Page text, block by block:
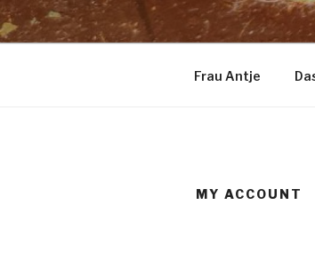
Frau Antje
MY ACCOUNT